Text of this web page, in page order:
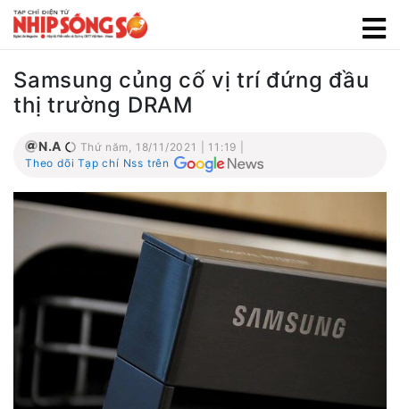
Samsung củng cố vị trí đứng đầu
thị trường DRAM
N.A
Thứ năm, 18/11/2021 | 11:19 |
Theo dõi Tạp chí Nss trên